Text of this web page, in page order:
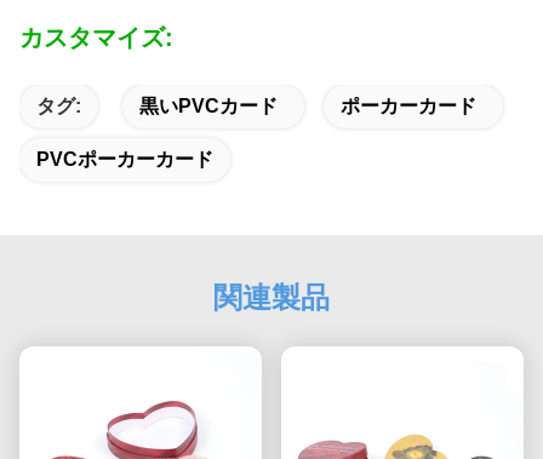
カスタマイズ:
タグ: 黒いPVCカード ポーカーカード
PVCポーカーカード
関連製品